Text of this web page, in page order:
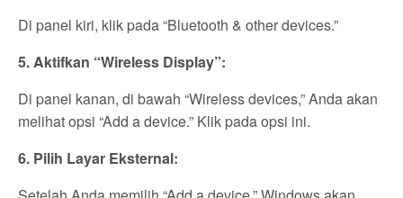
Di panel kiri, klik pada “Bluetooth & other devices.”
5. Aktifkan “Wireless Display”:
Di panel kanan, di bawah “Wireless devices,” Anda akan
melihat opsi “Add a device.” Klik pada opsi ini.
6. Pilih Layar Eksternal: